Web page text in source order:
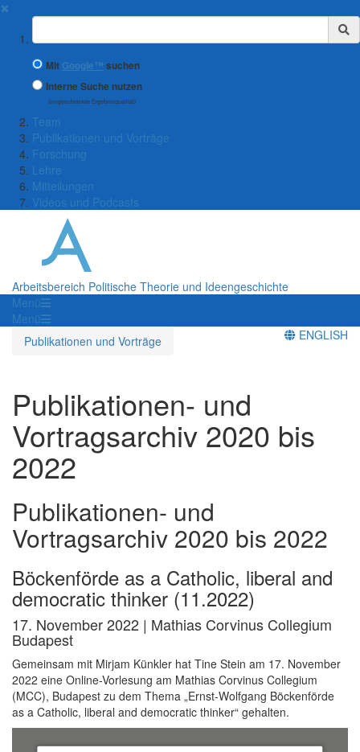
✖
Suchbegriff
Mit Google™ suchen
Interne Suche nutzen
(eingeschränkte Ergebnisqualität)
Team
Publikationen und Vorträge
Forschung
Lehre
Mitteilungen
Videos und Podcasts
Arbeitsbereich Politische Theorie und Ideengeschichte
Menü
Menü
Publikationen und Vorträge
ENGLISH
Publikationen- und
Vortragsarchiv 2020 bis
2022
Publikationen- und
Vortragsarchiv 2020 bis 2022
Böckenförde as a Catholic, liberal and
democratic thinker (11.2022)
17. November 2022 | Mathias Corvinus Collegium
Budapest
Gemeinsam mit Mirjam Künkler hat Tine Stein am 17. November
2022 eine Online-Vorlesung am Mathias Corvinus Collegium
(MCC), Budapest zu dem Thema „Ernst-Wolfgang Böckenförde
as a Catholic, liberal and democratic thinker“ gehalten.